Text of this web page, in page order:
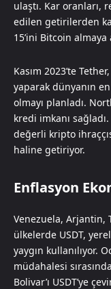
ulaştı. Kar oranları,
edilen getirilerden
15’ini Bitcoin almaya
Kasım 2023’te
yaparak dünyanın
olmayı planladı.
kredi imkanı
değerli kripto
haline getiriyor.
Enflasyon
Venezuela, Arjantin,
ülkelerde USDT,
yaygın kullanılıyor.
müdahalesi
Bolivar’ı USDT’ye